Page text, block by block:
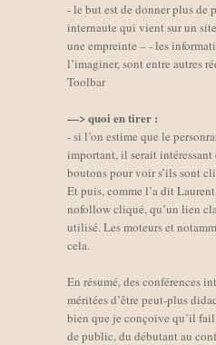
- le but est de donner plus de
internaute qui vient sur un
une empreinte – - les
l’imaginer, sont entre autres
Toolbar
—> quoi en tirer :
- si l’on estime que le
important, il serait
boutons pour voir s’ils sont
Et puis, comme l’a dit
nofollow cliqué, qu’un lien
utilisé. Les moteurs et
cela.
En résumé, des conférences
méritées d’être peut-plus
bien que je conçoive qu’il
de public, du débutant au